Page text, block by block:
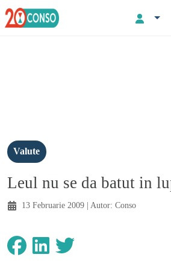
Valute
Leul nu se da batut in
13 Februarie 2009 | Autor: Conso